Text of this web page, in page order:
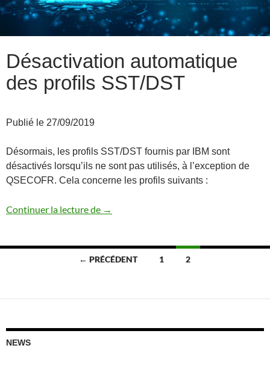
Désactivation automatique
des profils SST/DST
Publié le 27/09/2019
Désormais, les profils SST/DST fournis par IBM sont
désactivés lorsqu’ils ne sont pas utilisés, à l’exception de
QSECOFR. Cela concerne les profils suivants :
Continuer la lecture de Désactivation automatique des profils
→
articles
← PRÉCÉDENT 1 2
NEWS